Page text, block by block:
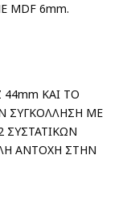
MDF 6mm.
ΚΑΙ ΤΟ
ΣΥΓΚΟΛΛΗΣΗ ΜΕ
ΣΥΣΤΑΤΙΚΩΝ
ΑΝΤΟΧΗ ΣΤΗΝ